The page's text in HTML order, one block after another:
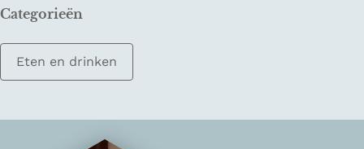
Categorieën
Eten en drinken